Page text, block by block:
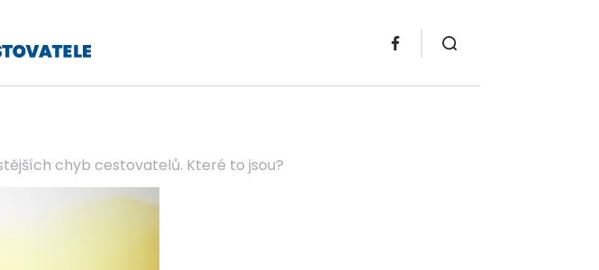
chyb cestovatelů. Které to jsou?